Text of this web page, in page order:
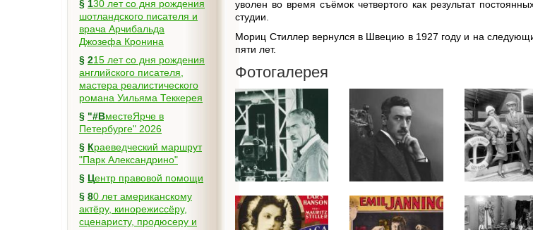
§ 130 лет со дня рождения
шотландского писателя и
врача Арчибальда
Джозефа Кронина
§ 215 лет со дня рождения
английского писателя,
мастера реалистического
романа Уильяма Теккерея
§ "#ВместеЯрче в
Петербурге" 2026
§ Краеведческий маршрут
"Парк Александрино"
§
Центр правовой помощи
§ 80 лет американскому
актёру, кинорежиссёру,
сценаристу, продюсеру и
уволен во время съёмок четвертого как результат
студии.
Мориц Стиллер вернулся в Швецию в 1927 году и на
пяти лет.
Фотогалерея